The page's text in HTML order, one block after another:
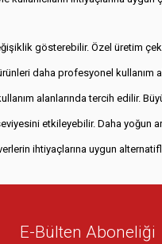
gösterebilir. Özel üretim
daha profesyonel
alanlarında tercih edilir.
etkileyebilir. Daha yoğun
ihtiyaçlarına uygun
E-Bülten Aboneliği